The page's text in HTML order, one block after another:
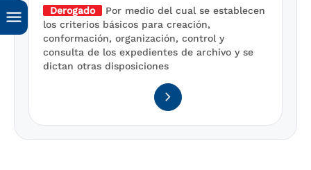
Derogado
Por medio del cual se establecen
los criterios básicos para creación,
conformación, organización, control y
consulta de los expedientes de archivo y se
dictan otras disposiciones
navigate_next